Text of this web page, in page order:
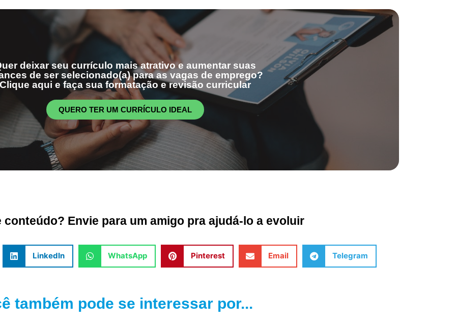
deixar seu currículo mais atrativo e aumentar suas
de ser selecionado(a) para as vagas de emprego?
aqui e faça sua formatação e revisão curricular
QUERO TER UM CURRÍCULO IDEAL
conteúdo? Envie para um amigo pra ajudá-lo a evoluir
LinkedIn WhatsApp Pinterest Email Telegram
também pode se interessar por...